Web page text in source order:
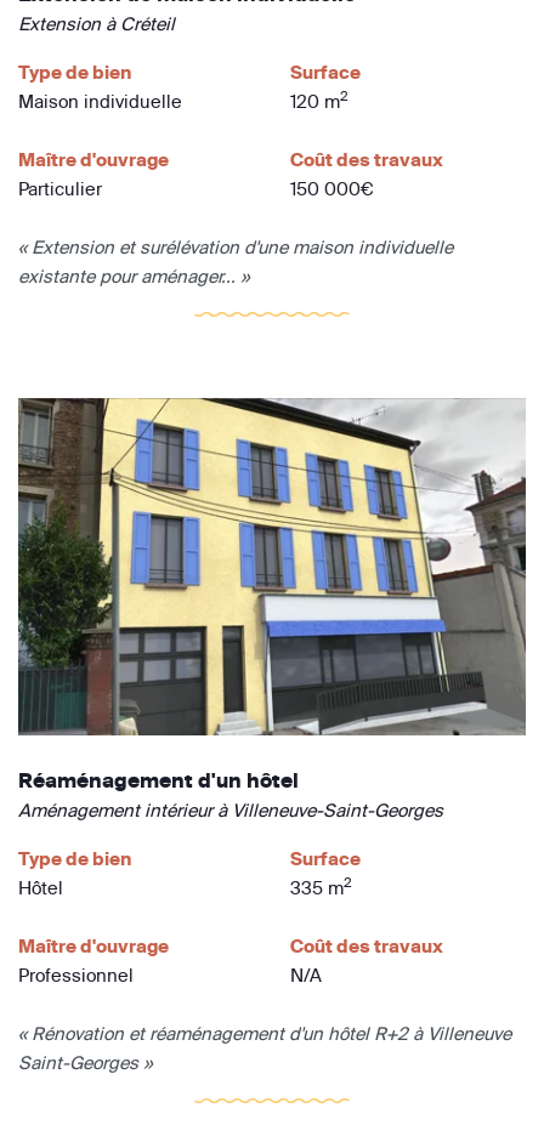
Extension à Créteil
Type de bien
Maison individuelle
Surface
120 m2
Maître d'ouvrage
Particulier
Coût des travaux
150 000€
« Extension et surélévation d'une maison individuelle
existante pour aménager... »
Réaménagement d'un hôtel
Aménagement intérieur à Villeneuve-Saint-Georges
Type de bien
Hôtel
Surface
335 m2
Maître d'ouvrage
Professionnel
Coût des travaux
N/A
« Rénovation et réaménagement d'un hôtel R+2 à Villeneuve
Saint-Georges »